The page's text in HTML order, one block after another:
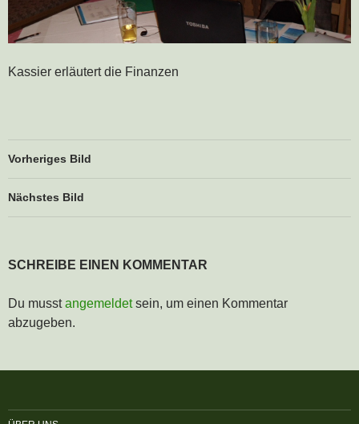
Kassier erläutert die Finanzen
Vorheriges Bild
Nächstes Bild
SCHREIBE EINEN KOMMENTAR
Du musstangemeldetsein, um einen Kommentar
abzugeben.